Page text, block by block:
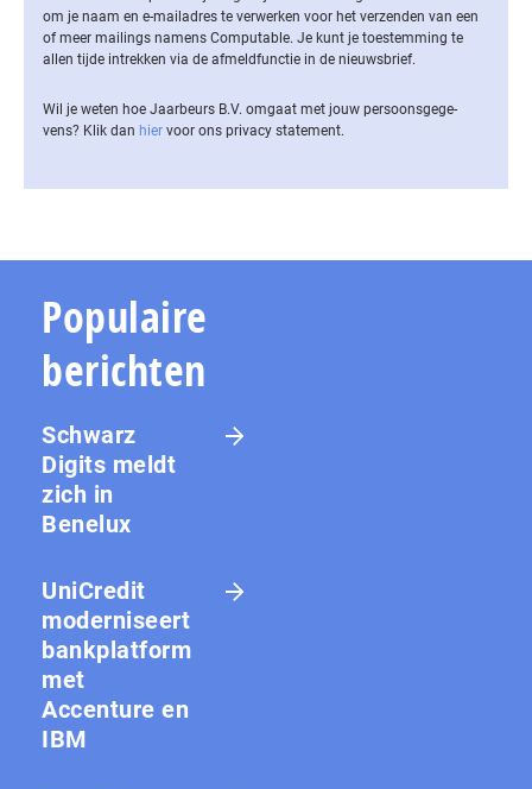
om je naam en e-mailadres te verwerken voor het verzenden van een
of meer mailings namens Computable. Je kunt je toestemming te
allen tijde intrekken via de af­meld­func­tie in de nieuwsbrief.
Wil je weten hoe Jaarbeurs B.V. omgaat met jouw per­soons­ge­ge­
vens? Klik dan hier voor ons privacy statement.
Populaire
berichten
Schwarz
Digits meldt
zich in
Benelux
UniCredit
moderniseert
bankplatform
met
Accenture en
IBM